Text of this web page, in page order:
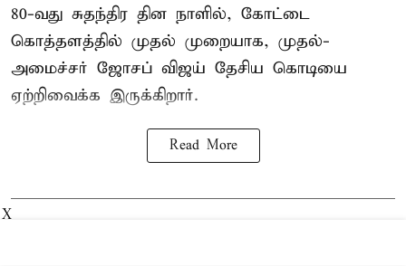
80-வது சுதந்திர தின நாளில், கோட்டை
கொத்தளத்தில் முதல் முறையாக, முதல்-
அமைச்சர் ஜோசப் விஜய் தேசிய கொடியை
ஏற்றிவைக்க இருக்கிறார்.
Read More
X